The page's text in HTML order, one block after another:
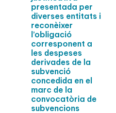
presentada per
diverses entitats i
reconèixer
l’obligació
corresponent a
les despeses
derivades de la
subvenció
concedida en el
marc de la
convocatòria de
subvencions